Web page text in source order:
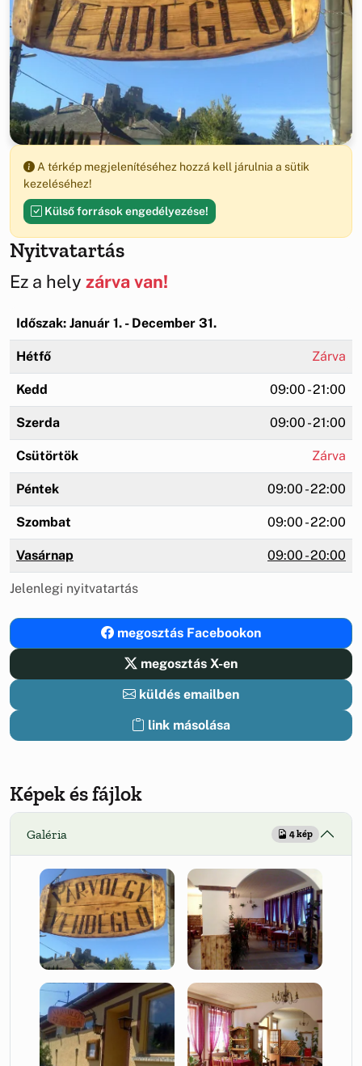
A térkép megjelenítéséhez hozzá kell járulnia a sütik
kezeléséhez!
Külső források engedélyezése!
Nyitvatartás
Ez a hely zárva van!
Időszak: Január 1. - December 31.
Hétfő Zárva
Kedd 09:00 - 21:00
Szerda 09:00 - 21:00
Csütörtök Zárva
Péntek 09:00 - 22:00
Szombat 09:00 - 22:00
Vasárnap 09:00 - 20:00
Jelenlegi nyitvatartás
megosztás Facebookon
megosztás X-en
küldés emailben
link másolása
Képek és fájlok
Galéria 4 kép